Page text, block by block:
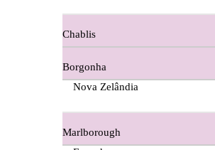
Ferraz Wine - Beira Interior
Figueira Coriga - Alentejo
Guerreiro Vinhos - Bairrada
Chablis
Borgonha
Nova Zelândia
Marlborough